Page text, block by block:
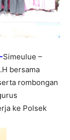
Simeulue –
bersama
rombongan
ke Polsek